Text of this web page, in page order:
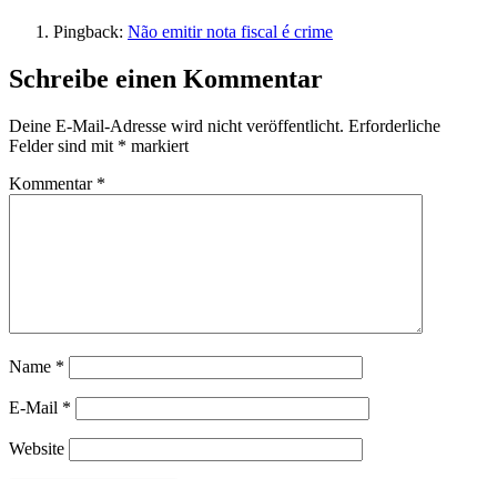
Pingback: Não emitir nota fiscal é crime
Schreibe einen Kommentar
Deine E-Mail-Adresse wird nicht veröffentlicht. Erforderliche
Felder sind mit * markiert
Kommentar *
Name *
E-Mail *
Website